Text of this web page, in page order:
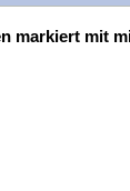
markiert mit